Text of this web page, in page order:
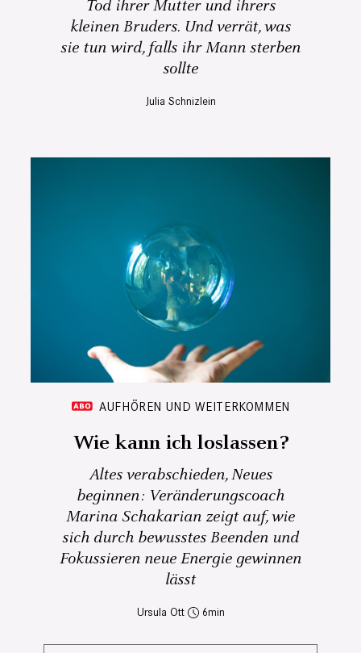
Tod ihrer Mutter und ihrers
kleinen Bruders. Und verrät, was
sie tun wird, falls ihr Mann sterben
sollte
Julia Schnizlein
AUFHÖREN UND WEITERKOMMEN
Wie kann ich loslassen?
Altes verabschieden, Neues
beginnen: Veränderungscoach
Marina Schakarian zeigt auf, wie
sich durch bewusstes Beenden und
Fokussieren neue Energie gewinnen
lässt
Ursula Ott 6